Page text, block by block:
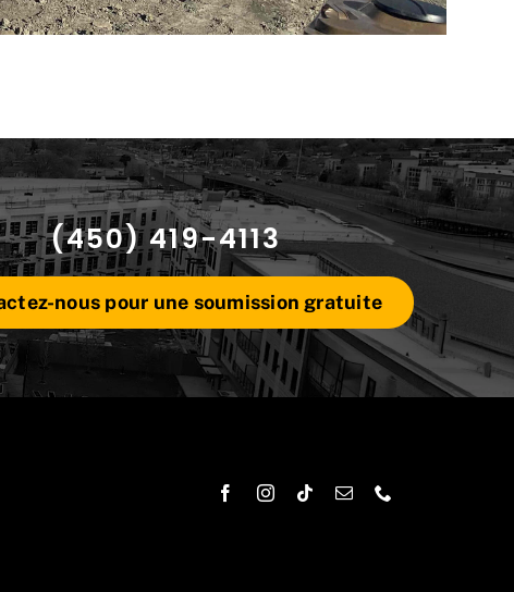
(450) 419-4113
nous pour une soumission gratuite